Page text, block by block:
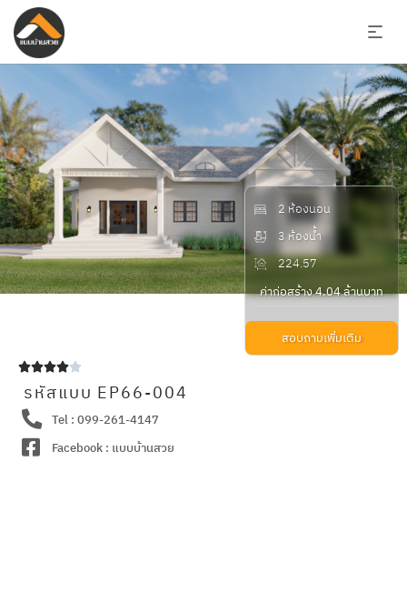
2 ห้องนอน
3 ห้องน้ำ
224.57
ค่าก่อสร้าง 4.04 ล้านบาท
สอบถามเพิ่มเติม

รหัสแบบ EP66-004
Tel : 099-261-4147
Facebook : แบบบ้านสวย